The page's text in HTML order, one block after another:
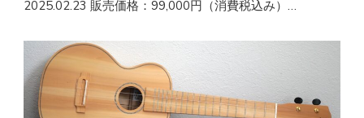
2025.02.23 販売価格：99,000円（消費税込み）…